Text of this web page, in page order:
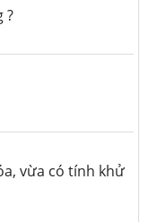
?
vừa có tính khử